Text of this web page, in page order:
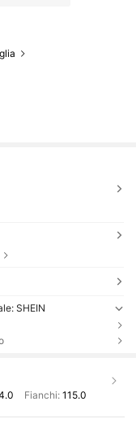
SHEIN
Fianchi: 115.0